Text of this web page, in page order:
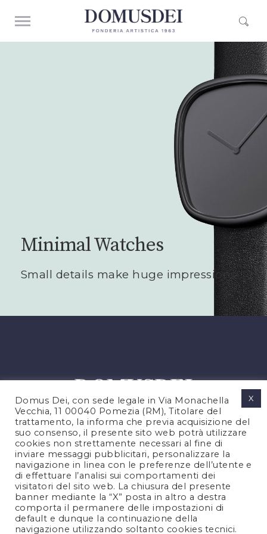
Minimal Watches
Small details make huge impressions
PRIVACY POLICY
COOKIES POLICY
NOTE LEGALI
CONTATTACI
Domus Dei, con sede legale in Via Monachella
Vecchia, 11 00040 Pomezia (RM), Titolare del
trattamento, la informa che previa acquisizione del
suo consenso, il presente sito web potrà utilizzare
cookies non strettamente necessari al fine di
inviare messaggi pubblicitari, personalizzare la
navigazione in linea con le preferenze dell’utente e
di effettuare l’analisi sui comportamenti dei
visitatori del sito web. La chiusura del presente
banner mediante la “X” posta in altro a destra
comporta il permanere delle impostazioni di
default e dunque la continuazione della
navigazione utilizzando soltanto cookies tecnici.
X